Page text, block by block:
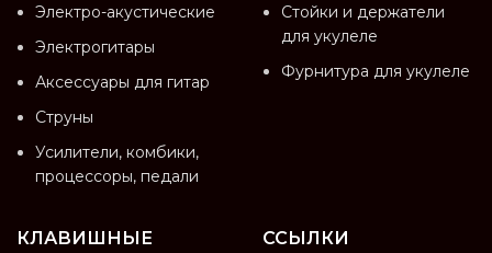
Электро-акустические
Электрогитары
Аксессуары для гитар
Струны
Усилители, комбики,
процессоры, педали
Стойки и держатели
для укулеле
Фурнитура для укулеле
КЛАВИШНЫЕ ССЫЛКИ